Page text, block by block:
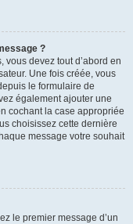
?
vous devez tout d’abord en
Une fois créée, vous
le formulaire de
également ajouter une
cochant la case appropriée
choisissez cette dernière
message votre souhait
le premier message d’un